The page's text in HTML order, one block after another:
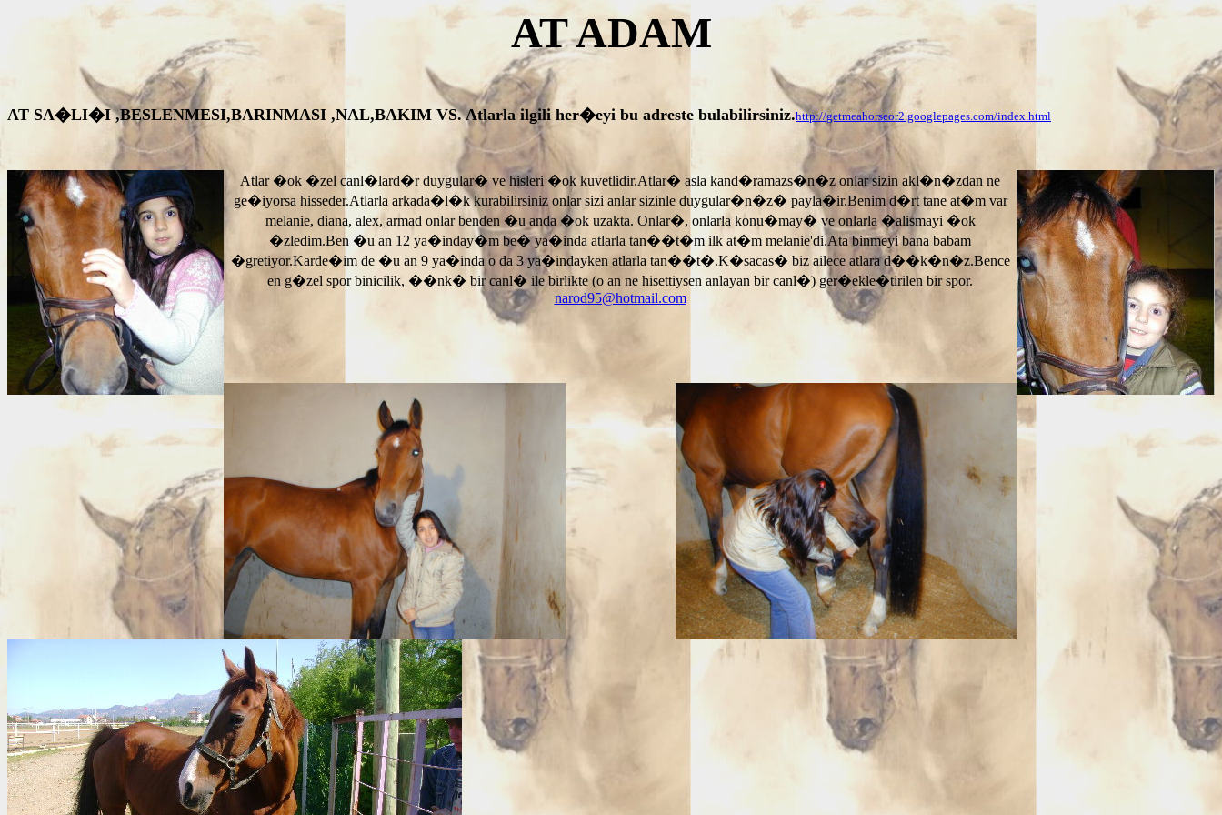
AT ADAM
AT SA�LI�I ,BESLENMESI,BARINMASI ,NAL,BAKIM VS. Atlarla ilgili her�eyi bu adreste bulabilirsiniz.http://getmeahorseor2.googlepages.com/index.html
Atlar �ok �zel canl�lard�r duygular� ve hisleri �ok kuvetlidir.Atlar� asla kand�ramazs�n�z onlar sizin akl�n�zdan ne
ge�iyorsa hisseder.Atlarla arkada�l�k kurabilirsiniz onlar sizi anlar sizinle duygular�n�z� payla�ir.Benim d�rt tane at�m var
melanie, diana, alex, armad onlar benden �u anda �ok uzakta. Onlar�, onlarla konu�may� ve onlarla �alismayi �ok
�zledim.Ben �u an 12 ya�inday�m be� ya�inda atlarla tan��t�m ilk at�m melanie'di.Ata binmeyi bana babam
�gretiyor.Karde�im de �u an 9 ya�inda o da 3 ya�indayken atlarla tan��t�.K�sacas� biz ailece atlara d��k�n�z.Bence
en g�zel spor binicilik, ��nk� bir canl� ile birlikte (o an ne hisettiysen anlayan bir canl�) ger�ekle�tirilen bir spor.
narod95@hotmail.com